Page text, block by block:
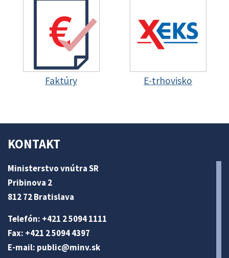
Faktúry E-trhovisko
KONTAKT
Ministerstvo vnútra SR
Pribinova 2
812 72 Bratislava
Telefón: +421 2 5094 1111
Fax: +421 2 5094 4397
E-mail: public@minv.sk